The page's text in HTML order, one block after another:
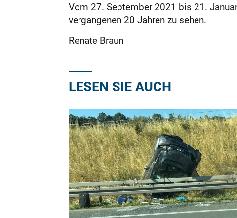
Vom 27. September 2021 bis 21.
vergangenen 20 Jahren zu sehen.
Renate Braun
LESEN SIE AUCH